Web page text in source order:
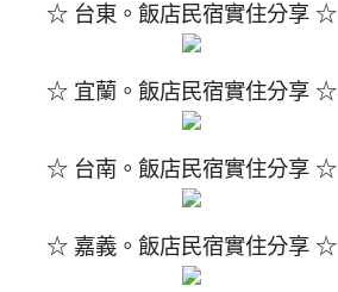
☆ 台東。飯店民宿實住分享 ☆
☆ 宜蘭。飯店民宿實住分享 ☆
☆ 台南。飯店民宿實住分享 ☆
☆ 嘉義。飯店民宿實住分享 ☆